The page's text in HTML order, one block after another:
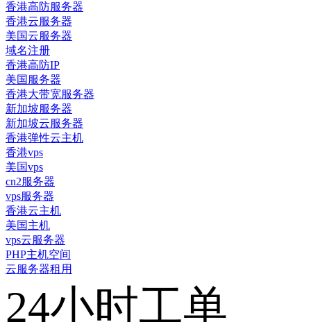
香港高防服务器
香港云服务器
美国云服务器
域名注册
香港高防IP
美国服务器
香港大带宽服务器
新加坡服务器
新加坡云服务器
香港弹性云主机
香港vps
美国vps
cn2服务器
vps服务器
香港云主机
美国主机
vps云服务器
PHP主机空间
云服务器租用
24小时工单